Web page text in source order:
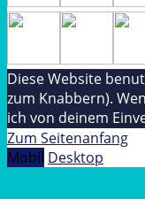
Diese Website
zum Knabbern).
ich von deinem
Zum Seitenanfang
Mobil Desktop